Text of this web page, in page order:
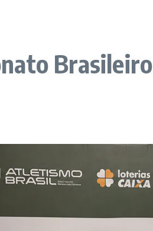
Brasileiro